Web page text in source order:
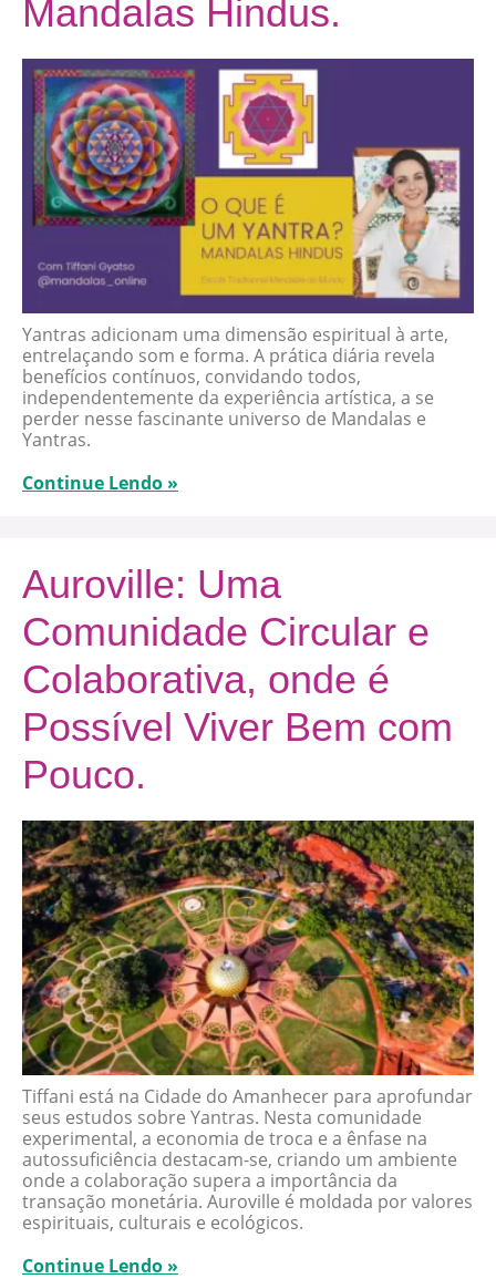
Mandalas Hindus.
Yantras adicionam uma dimensão espiritual à arte,
entrelaçando som e forma. A prática diária revela
benefícios contínuos, convidando todos,
independentemente da experiência artística, a se
perder nesse fascinante universo de Mandalas e
Yantras.
Continue Lendo »
Auroville: Uma
Comunidade Circular e
Colaborativa, onde é
Possível Viver Bem com
Pouco.
Tiffani está na Cidade do Amanhecer para aprofundar
seus estudos sobre Yantras. Nesta comunidade
experimental, a economia de troca e a ênfase na
autossuficiência destacam-se, criando um ambiente
onde a colaboração supera a importância da
transação monetária. Auroville é moldada por valores
espirituais, culturais e ecológicos.
Continue Lendo »